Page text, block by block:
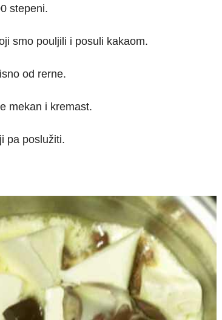
stepeni.
smo pouljili i posuli kakaom.
od rerne.
mekan i kremast.
pa poslužiti.